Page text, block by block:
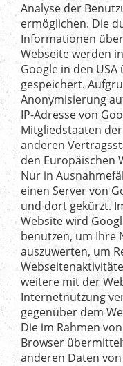
Analyse der
ermöglichen. Die
Informationen
Webseite werden
Google in den
gespeichert.
Anonymisierung
IP-Adresse von
Mitgliedstaaten
anderen
den Europäischen
Nur in
einen Server von
und dort gekürzt.
Website wird
benutzen, um Ihre
auszuwerten, um
weitere mit der
Internetnutzung
gegenüber dem
Die im Rahmen
Browser
anderen Daten